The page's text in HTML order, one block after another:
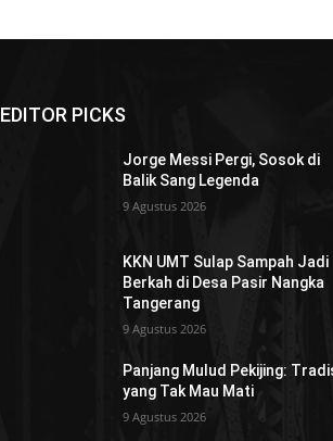
EDITOR PICKS
Jorge Messi Pergi, Sosok di
Balik Sang Legenda
9 Agustus 2026
KKN UMT Sulap Sampah Jadi
Berkah di Desa Pasir Nangka
Tangerang
9 Agustus 2026
Panjang Mulud Pekijing:
yang Tak Mau Mati
9 Agustus 2026